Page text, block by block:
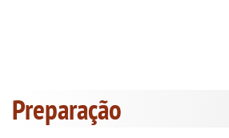
Preparação